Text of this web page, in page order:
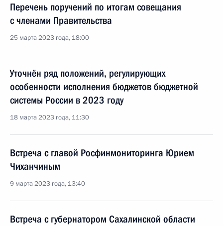
Перечень поручений по итогам совещания
с членами Правительства
25 марта 2023 года, 18:00
Уточнён ряд положений, регулирующих
особенности исполнения бюджетов бюджетной
системы России в 2023 году
18 марта 2023 года, 11:30
Встреча с главой Росфинмониторинга Юрием
Чиханчиным
9 марта 2023 года, 13:40
Встреча с губернатором Сахалинской области